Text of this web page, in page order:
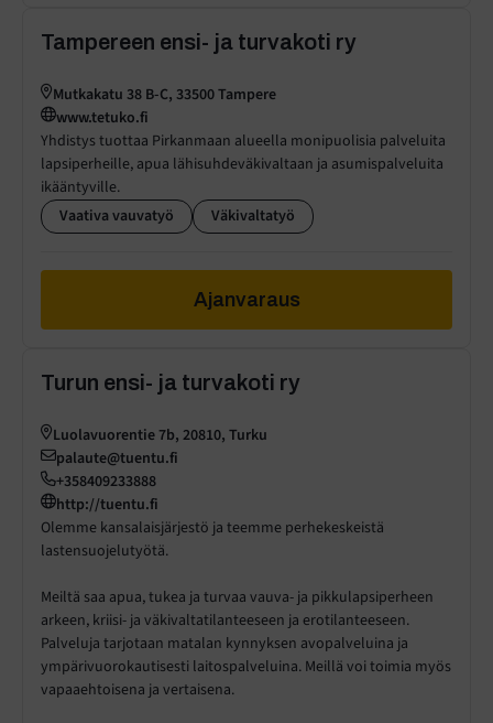
Tampereen ensi- ja turvakoti ry
Mutkakatu 38 B-C, 33500 Tampere
www.tetuko.fi
Yhdistys tuottaa Pirkanmaan alueella monipuolisia palveluita
lapsiperheille, apua lähisuhdeväkivaltaan ja asumispalveluita
ikääntyville.
Vaativa vauvatyö
Väkivaltatyö
Ajanvaraus
Turun ensi- ja turvakoti ry
Luolavuorentie 7b, 20810, Turku
palaute@tuentu.fi
+358409233888
http://tuentu.fi
Olemme kansalaisjärjestö ja teemme perhekeskeistä
lastensuojelutyötä.
Meiltä saa apua, tukea ja turvaa vauva- ja pikkulapsiperheen
arkeen, kriisi- ja väkivaltatilanteeseen ja erotilanteeseen.
Palveluja tarjotaan matalan kynnyksen avopalveluina ja
ympärivuorokautisesti laitospalveluina. Meillä voi toimia myös
vapaaehtoisena ja vertaisena.